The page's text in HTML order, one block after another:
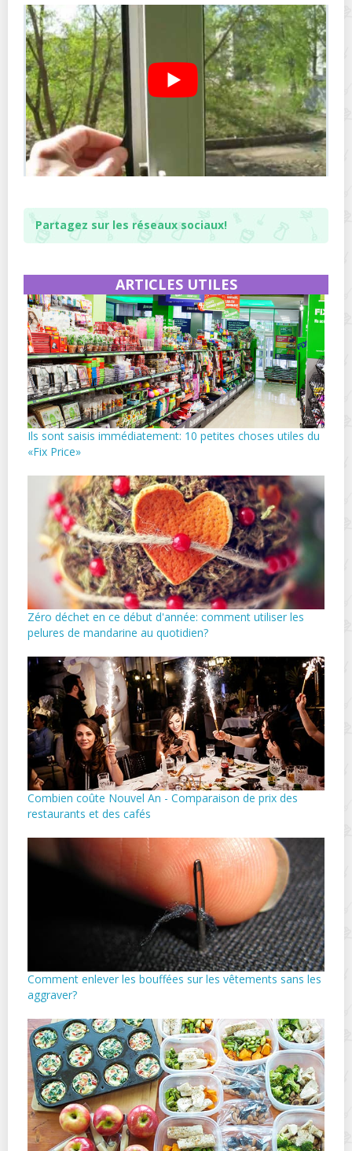
Partagez sur les réseaux sociaux!
ARTICLES UTILES
Ils sont saisis immédiatement: 10 petites choses utiles du
«Fix Price»
Zéro déchet en ce début d'année: comment utiliser les
pelures de mandarine au quotidien?
Combien coûte Nouvel An - Comparaison de prix des
restaurants et des cafés
Comment enlever les bouffées sur les vêtements sans les
aggraver?